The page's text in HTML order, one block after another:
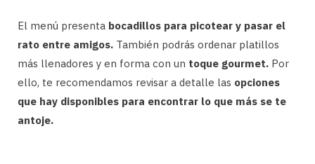
El menú presenta bocadillos para picotear y pasar el
rato entre amigos. También podrás ordenar platillos
más llenadores y en forma con un toque gourmet. Por
ello, te recomendamos revisar a detalle las opciones
que hay disponibles para encontrar lo que más se te
antoje.